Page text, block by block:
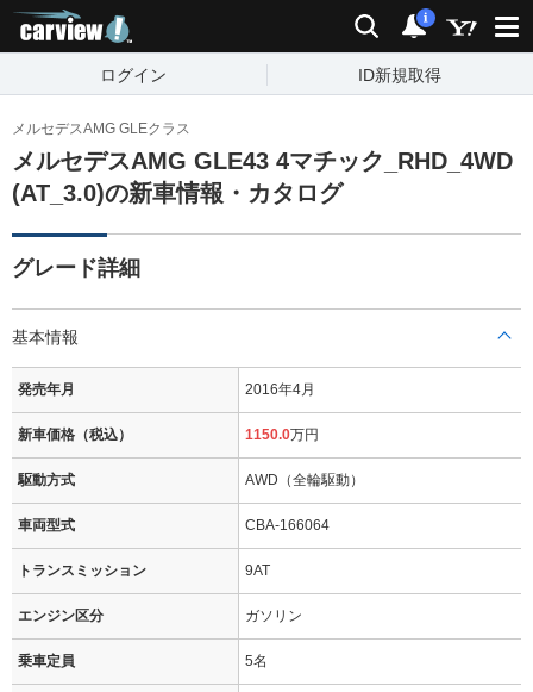
検索 通知
i
ログイン ID新規取得
メルセデスAMG GLEクラス
メルセデスAMG GLE43 4マチック_RHD_4WD
(AT_3.0)の新車情報・カタログ
グレード詳細
基本情報
発売年月 2016年4月
新車価格（税込） 1150.0万円
駆動方式 AWD（全輪駆動）
車両型式 CBA-166064
トランスミッション 9AT
エンジン区分 ガソリン
乗車定員 5名